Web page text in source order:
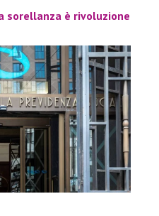
sorellanza è rivoluzione